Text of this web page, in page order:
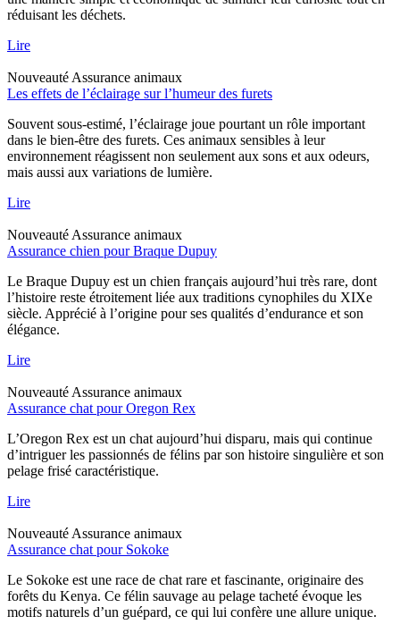
réduisant les déchets.
Lire
Nouveauté Assurance animaux
Les effets de l’éclairage sur l’humeur des furets
Souvent sous-estimé, l’éclairage joue pourtant un rôle important
dans le bien-être des furets. Ces animaux sensibles à leur
environnement réagissent non seulement aux sons et aux odeurs,
mais aussi aux variations de lumière.
Lire
Nouveauté Assurance animaux
Assurance chien pour Braque Dupuy
Le Braque Dupuy est un chien français aujourd’hui très rare, dont
l’histoire reste étroitement liée aux traditions cynophiles du XIXe
siècle. Apprécié à l’origine pour ses qualités d’endurance et son
élégance.
Lire
Nouveauté Assurance animaux
Assurance chat pour Oregon Rex
L’Oregon Rex est un chat aujourd’hui disparu, mais qui continue
d’intriguer les passionnés de félins par son histoire singulière et son
pelage frisé caractéristique.
Lire
Nouveauté Assurance animaux
Assurance chat pour Sokoke
Le Sokoke est une race de chat rare et fascinante, originaire des
forêts du Kenya. Ce félin sauvage au pelage tacheté évoque les
motifs naturels d’un guépard, ce qui lui confère une allure unique.